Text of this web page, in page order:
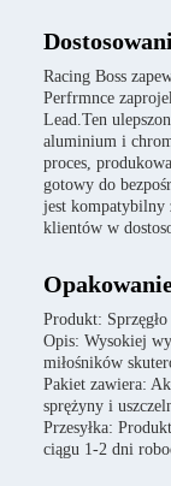
Racing Boss
Perfrmnce
Lead.Ten
aluminium i
proces,
gotowy do
jest kompatybilny
klientów w
Produkt:
Opis: Wysokiej
miłośników
Pakiet zawiera:
sprężyny i
Przesyłka:
ciągu 1-2 dni